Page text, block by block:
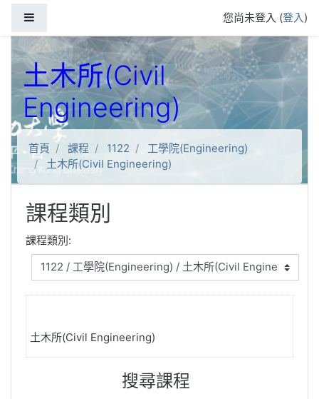
您尚未登入 (登入)
土木所(Civil
Engineering)
首頁 課程 1122
工學院(Engineering)
土木所(Civil Engineering)
課程類別
課程類別:
土木所(Civil Engineering)
搜尋課程